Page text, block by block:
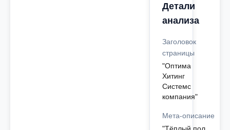
Детали
анализа
Заголовок
страницы
"Оптима
Хитинг
Системс
компания"
Мета-описание